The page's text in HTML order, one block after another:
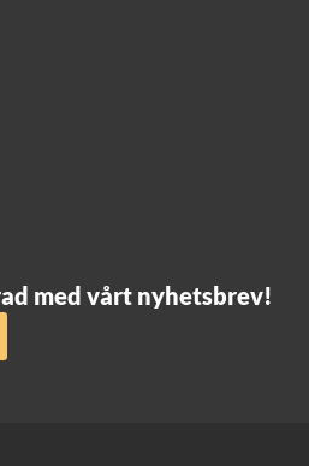
med vårt nyhetsbrev!